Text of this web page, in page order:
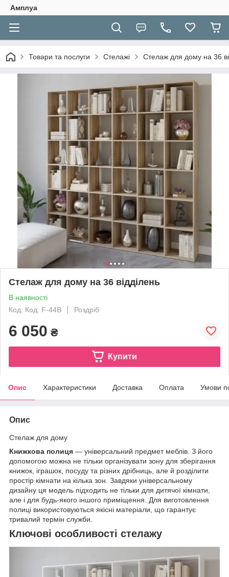
Амплуа
Товари та послуги Стелажі Стелаж для дому на 36
Стелаж для дому на 36 відділень
В наявності
Код: Код: F-44B
Роздріб
6 050 ₴
Купити
Опис Характеристики Доставка Оплата Умови
Опис
Стелаж для дому
Книжкова полиця — універсальний предмет меблів. З його
допомогою можна не тільки організувати зону для зберігання
книжок, іграшок, посуду та різних дрібниць, але й розділити
простір кімнати на кілька зон. Завдяки універсальному
дизайну ця модель підходить не тільки для дитячої кімнати,
але і для будь-якого іншого приміщення. Для виготовлення
полиці використовуються якісні матеріали, що гарантує
тривалий термін служби.
Ключові особливості стелажу